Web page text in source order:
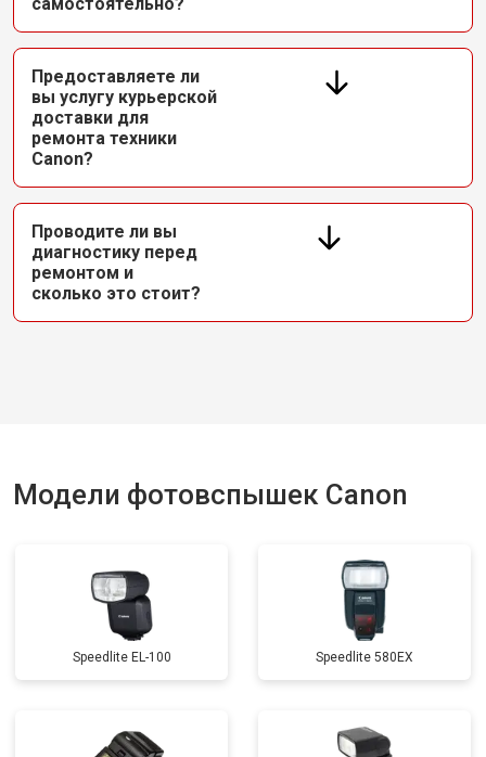
Предоставляете ли
вы услугу курьерской
доставки для
ремонта техники
Canon?
Проводите ли вы
диагностику перед
ремонтом и
сколько это стоит?
Модели фотовспышек Canon
Speedlite EL-100 Speedlite 580EX